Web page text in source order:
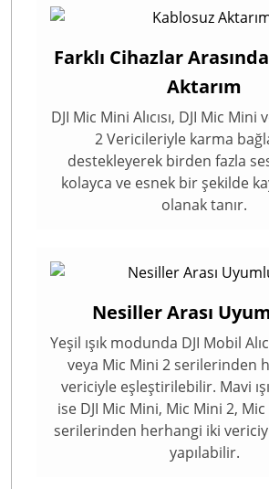
Farklı Cihazlar
Aktarım
DJI Mic Mini Alıcısı, DJI Mic Mini
2 Vericileriyle karma
destekleyerek birden fazla
kolayca ve esnek bir şekilde
olanak tanır.
Nesiller Arası
Yeşil ışık modunda DJI Mobil
veya Mic Mini 2 serilerinden
vericiyle eşleştirilebilir. Mavi
ise DJI Mic Mini, Mic Mini 2,
serilerinden herhangi iki
yapılabilir.